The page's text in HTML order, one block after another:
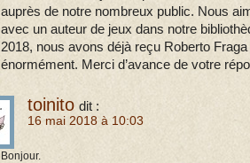
auprès de notre nombreux public. Nous
avec un auteur de jeux dans notre
2018, nous avons déjà reçu Roberto
énormément. Merci d’avance de votre
toinito dit :
16 mai 2018 à 10:03
Bonjour.